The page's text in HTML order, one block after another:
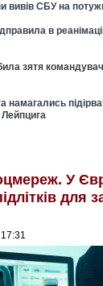
вивів СБУ на
в
зятя
намагались
Лейпцига
У
для